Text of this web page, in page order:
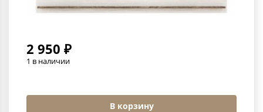
2 950 ₽
1 в наличии
В корзину